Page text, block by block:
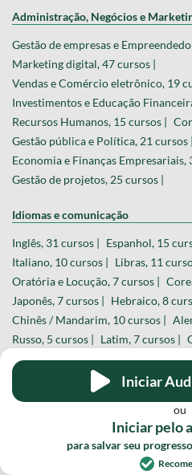
Iniciar
ou
Iniciar pelo
para salvar seu
Administração, Negócios e
Gestão de empresas e
Marketing digital, 47 cursos |
Vendas e Comércio eletrônico, 19
Investimentos e Educação
Recursos Humanos, 15 cursos |
Gestão pública e Política, 21 cursos |
Economia e Finanças Empresariais,
Gestão de projetos, 25 cursos |
Idiomas e comunicação
Inglês, 31 cursos | Espanhol, 15
Italiano, 10 cursos | Libras, 11
Oratória e Locução, 7 cursos |
Japonês, 7 cursos | Hebraico, 8
Chinês / Mandarim, 10 cursos |
Russo, 5 cursos | Latim, 7 cursos |
Saúde e Bem-Estar
Enfermagem, 27 cursos |
Cuidados com idosos e crianças, 17
Primeiros socorros, 10 cursos |
Nutrição